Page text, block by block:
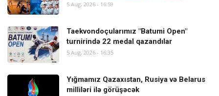
5 Aug, 2026 - 16:59
Taekvondoçularımız "Batumi Open"
turnirində 22 medal qazandılar
5 Aug, 2026 - 16:35
Yığmamız Qazaxıstan, Rusiya və Belarus
milliləri ilə görüşəcək